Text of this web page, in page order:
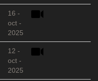
16 -
oct -
2025
12 -
oct -
2025